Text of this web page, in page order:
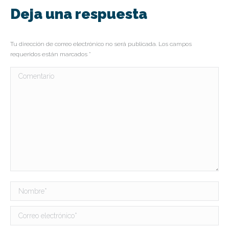
Deja una respuesta
Tu dirección de correo electrónico no será publicada. Los campos
requeridos están marcados *
Comentario
Nombre *
Correo electrónico *